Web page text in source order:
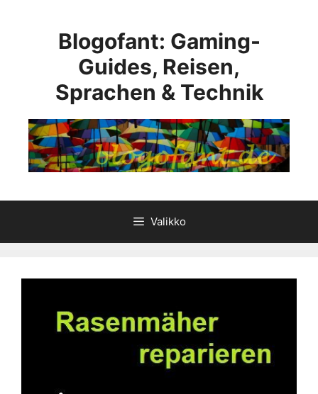
Blogofant: Gaming-
Guides, Reisen,
Sprachen & Technik
Valikko